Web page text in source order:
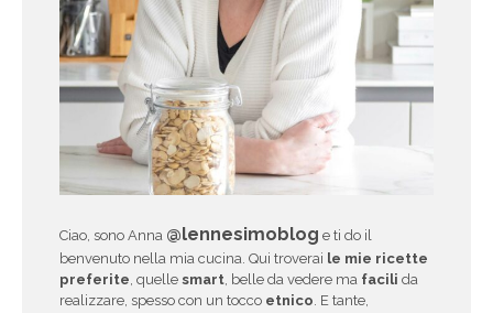
Ciao, sono Anna @lennesimoblog e ti do il
benvenuto nella mia cucina. Qui troverai le mie ricette
preferite, quelle smart, belle da vedere ma facili da
realizzare, spesso con un tocco etnico. E tante,